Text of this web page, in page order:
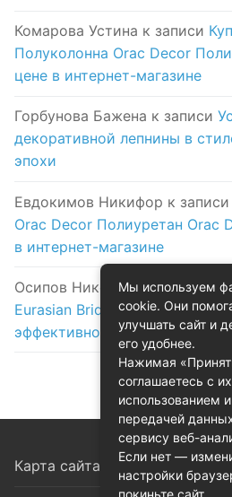
Комарова Устина к записи
Полуколонна Orac Decor
цене в интернет-магазине
Горбунова Бажена к записи
декоративной лепнины в
эпохи
Евдокимов Никифор к записи
Orac Decor Полиуретан Orac
в интернет-магазине
Осипов Николак записи
Eurasian Bridge в Астане:
эффективность на первом
Карта сайта
Мы используем
cookie. Они
улучшать сайт и
его удобнее.
Нажимая
соглашаетесь с их
использованием и
передачей
сервису веб-
Если нет —
настройки
покиньте сайт.